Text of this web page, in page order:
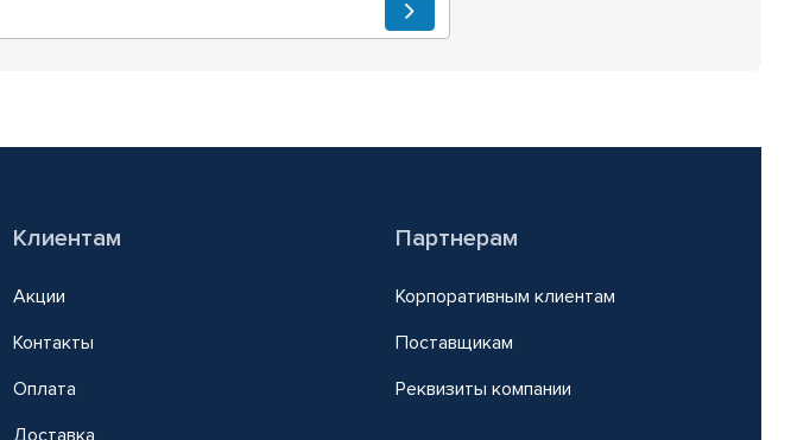
Клиентам
Акции
Контакты
Оплата
Доставка
Партнерам
Корпоративным клиентам
Поставщикам
Реквизиты компании